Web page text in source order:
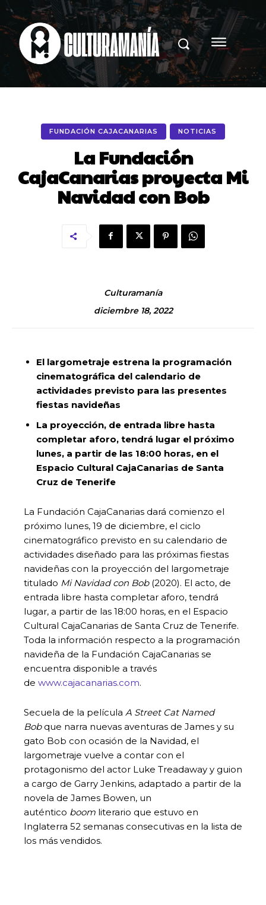
FUNDACIÓN CAJACANARIAS NOTICIAS
La Fundación
CajaCanarias proyecta Mi
Navidad con Bob
Culturamanía
diciembre 18, 2022
El largometraje estrena la programación
cinematográfica del calendario de
actividades previsto para las presentes
fiestas navideñas
La proyección, de entrada libre hasta
completar aforo, tendrá lugar el próximo
lunes, a partir de las 18:00 horas, en el
Espacio Cultural CajaCanarias de Santa
Cruz de Tenerife
La Fundación CajaCanarias dará comienzo el
próximo lunes, 19 de diciembre, el ciclo
cinematográfico previsto en su calendario de
actividades diseñado para las próximas fiestas
navideñas con la proyección del largometraje
titulado Mi Navidad con Bob (2020). El acto, de
entrada libre hasta completar aforo, tendrá
lugar, a partir de las 18:00 horas, en el Espacio
Cultural CajaCanarias de Santa Cruz de Tenerife.
Toda la información respecto a la programación
navideña de la Fundación CajaCanarias se
encuentra disponible a través
de www.cajacanarias.com.
Secuela de la película A Street Cat Named
Bobque narra nuevas aventuras de James y su
gato Bob con ocasión de la Navidad, el
largometraje vuelve a contar con el
protagonismo del actor Luke Treadaway y guion
a cargo de Garry Jenkins, adaptado a partir de la
novela de James Bowen, un
auténtico boom literario que estuvo en
Inglaterra 52 semanas consecutivas en la lista de
los más vendidos.